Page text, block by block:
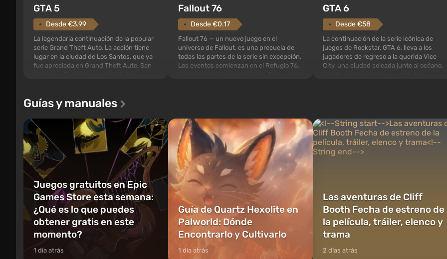
GTA 5
Desde €3.99
La legendaria continuación de la popular
serie Grand Theft Auto. La acción tiene
lugar en la ciudad de Los Santos, que ya
fue apreciada en Grand Theft Auto: San
cuales podrás cambi...
Fallout 76
Desde €0.17
Fallout 76 — un nuevo juego en el
universo de Fallout, es una precuela de
todas las partes de la serie sin excepción.
Los eventos comienzan en el Refugio 76,
GTA 6
Desde €58
La continuación de la serie icónica de
juegos de Rockstar, GTA 6, lleva a los
jugadores de regreso a la querida Vice
City, una ciudad soleada junto al océano,
Guías y manuales
Juegos gratuitos en Epic
Games Store esta semana:
¿Qué es lo que puedes
obtener gratis en este
momento?
1 día atrás
Guía de Quartz Hexolite en
Palworld: Dónde
Encontrarlo y Cultivarlo
1 día atrás
Las aventuras de Cliff
Booth Fecha de estreno de
la película, tráiler, elenco y
trama
2 días atrás